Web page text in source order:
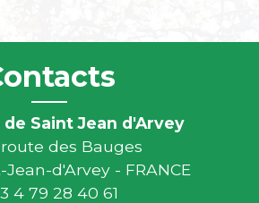
de Saint Jean d'Arvey
route des Bauges
d'Arvey - FRANCE
4 79 28 40 61